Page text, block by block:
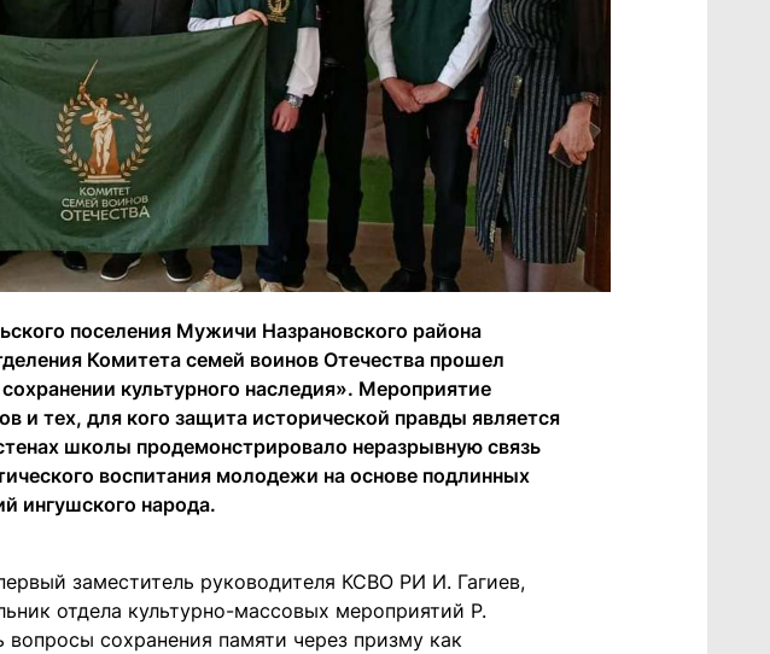
поселения Мужичи Назрановского района
Комитета семей воинов Отечества прошел
культурного наследия». Мероприятие
и тех, для кого защита исторической правды является
школы продемонстрировало неразрывную связь
воспитания молодежи на основе подлинных
ингушского народа.
заместитель руководителя КСВО РИ И. Гагиев,
отдела культурно-массовых мероприятий Р.
сохранения памяти через призму как